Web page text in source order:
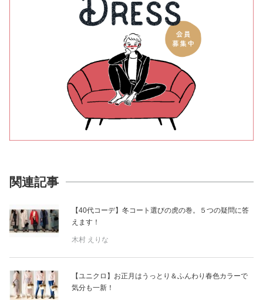
関連記事
【40代コーデ】冬コート選びの虎の巻。５つの疑問に答
えます！
木村 えりな
【ユニクロ】お正月はうっとり＆ふんわり春色カラーで
気分も一新！